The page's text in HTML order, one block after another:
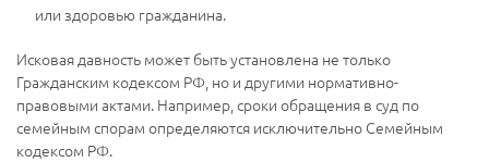
или здоровью гражданина.
Исковая давность может быть установлена не только
Гражданским кодексом РФ, но и другими нормативно-
правовыми актами. Например, сроки обращения в суд по
семейным спорам определяются исключительно Семейным
кодексом РФ.